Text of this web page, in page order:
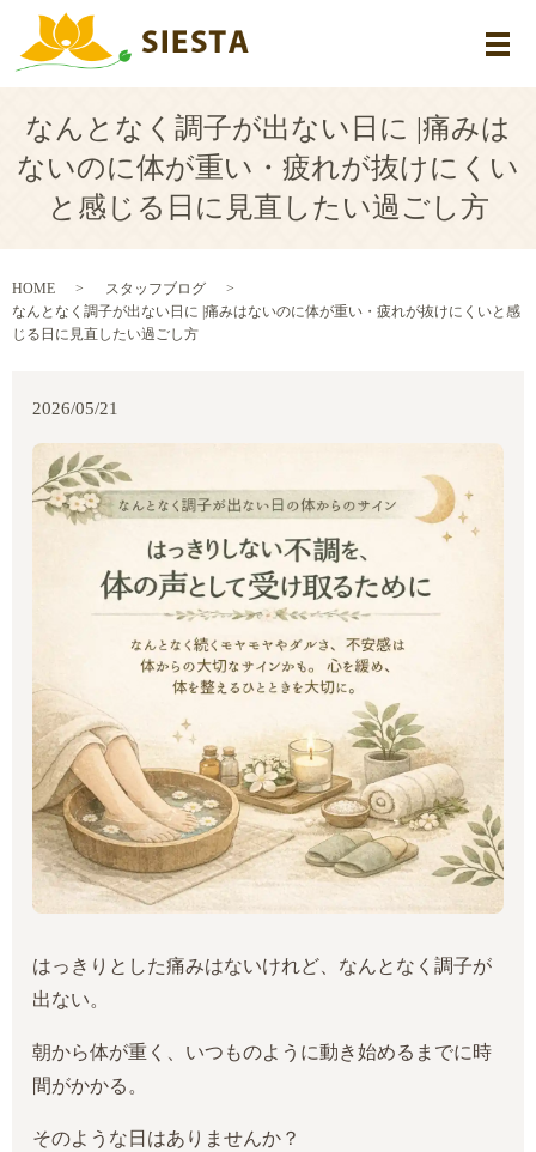
メ
なんとなく調子が出ない日に |痛みは
ないのに体が重い・疲れが抜けにくい
と感じる日に見直したい過ごし方
HOME
スタッフブログ
なんとなく調子が出ない日に |痛みはないのに体が重い・疲れが抜けにくいと感
じる日に見直したい過ごし方
2026/05/21
はっきりとした痛みはないけれど、なんとなく調子が
出ない。
朝から体が重く、いつものように動き始めるまでに時
間がかかる。
そのような日はありませんか？